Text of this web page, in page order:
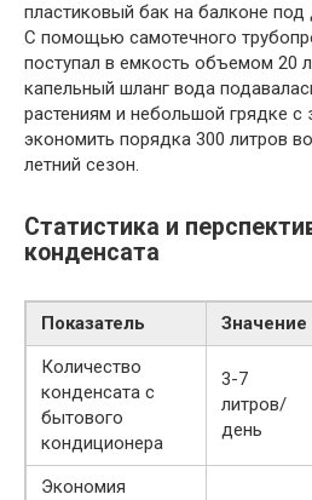
пластиковый бак на балконе
С помощью самотечного
поступал в емкость объемом 20
капельный шланг вода
растениям и небольшой грядке
экономить порядка 300 литров
летний сезон.
Статистика и
конденсата
Показатель Значение
Количество
конденсата с
бытового
кондиционера
3-7
литров/
день
Экономия